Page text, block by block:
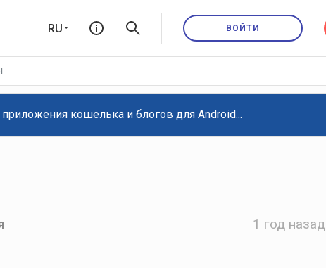
RU ВОЙТИ
кошелька и блогов для Android...
1 год назад